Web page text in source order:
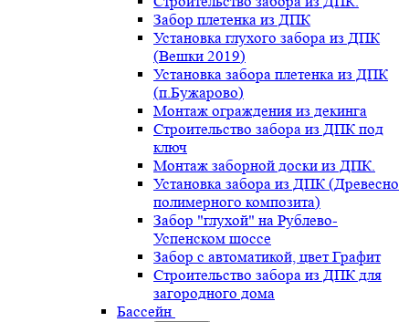
Забор плетенка из ДПК
Установка глухого забора из ДПК
(Вешки 2019)
Установка забора плетенка из ДПК
(п.Бужарово)
Монтаж ограждения из декинга
Строительство забора из ДПК под
ключ
Монтаж заборной доски из ДПК.
Установка забора из ДПК (Древесно
полимерного композита)
Забор "глухой" на Рублево-
Успенском шоссе
Забор с автоматикой, цвет Графит
Строительство забора из ДПК для
загородного дома
Бассейн